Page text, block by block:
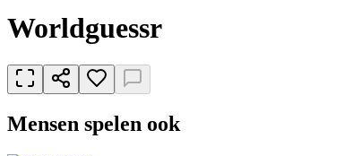
Worldguessr
Mensen spelen ook